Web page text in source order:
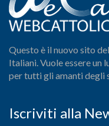
Questo è il nuovo sito
Italiani. Vuole essere un
per tutti gli amanti degli
Iscriviti alla